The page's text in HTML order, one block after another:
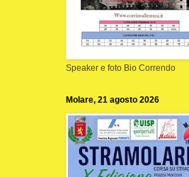
Speaker e foto Bio Correndo
Molare, 21 agosto 2026